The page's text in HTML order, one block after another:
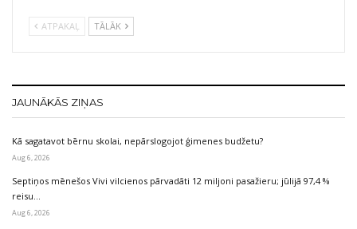
ATPAKAĻ TĀLĀK
JAUNĀKĀS ZIŅAS
Kā sagatavot bērnu skolai, nepārslogojot ģimenes budžetu?
Aug 6, 2026
Septiņos mēnešos Vivi vilcienos pārvadāti 12 miljoni pasažieru; jūlijā 97,4 %
reisu…
Aug 6, 2026